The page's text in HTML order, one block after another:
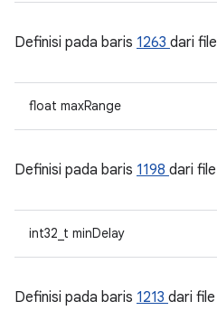
Definisi pada baris 1263 dari file
float maxRange
Definisi pada baris 1198 dari file
int32_t minDelay
Definisi pada baris 1213 dari file